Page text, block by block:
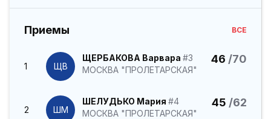
Приемы ВСЕ
1 ЩВ
ЩЕРБАКОВА Варвара #3
МОСКВА "ПРОЛЕТАРСКАЯ"
46 /70
2 ШМ
ШЕЛУДЬКО Мария #4
МОСКВА "ПРОЛЕТАРСКАЯ"
45 /62